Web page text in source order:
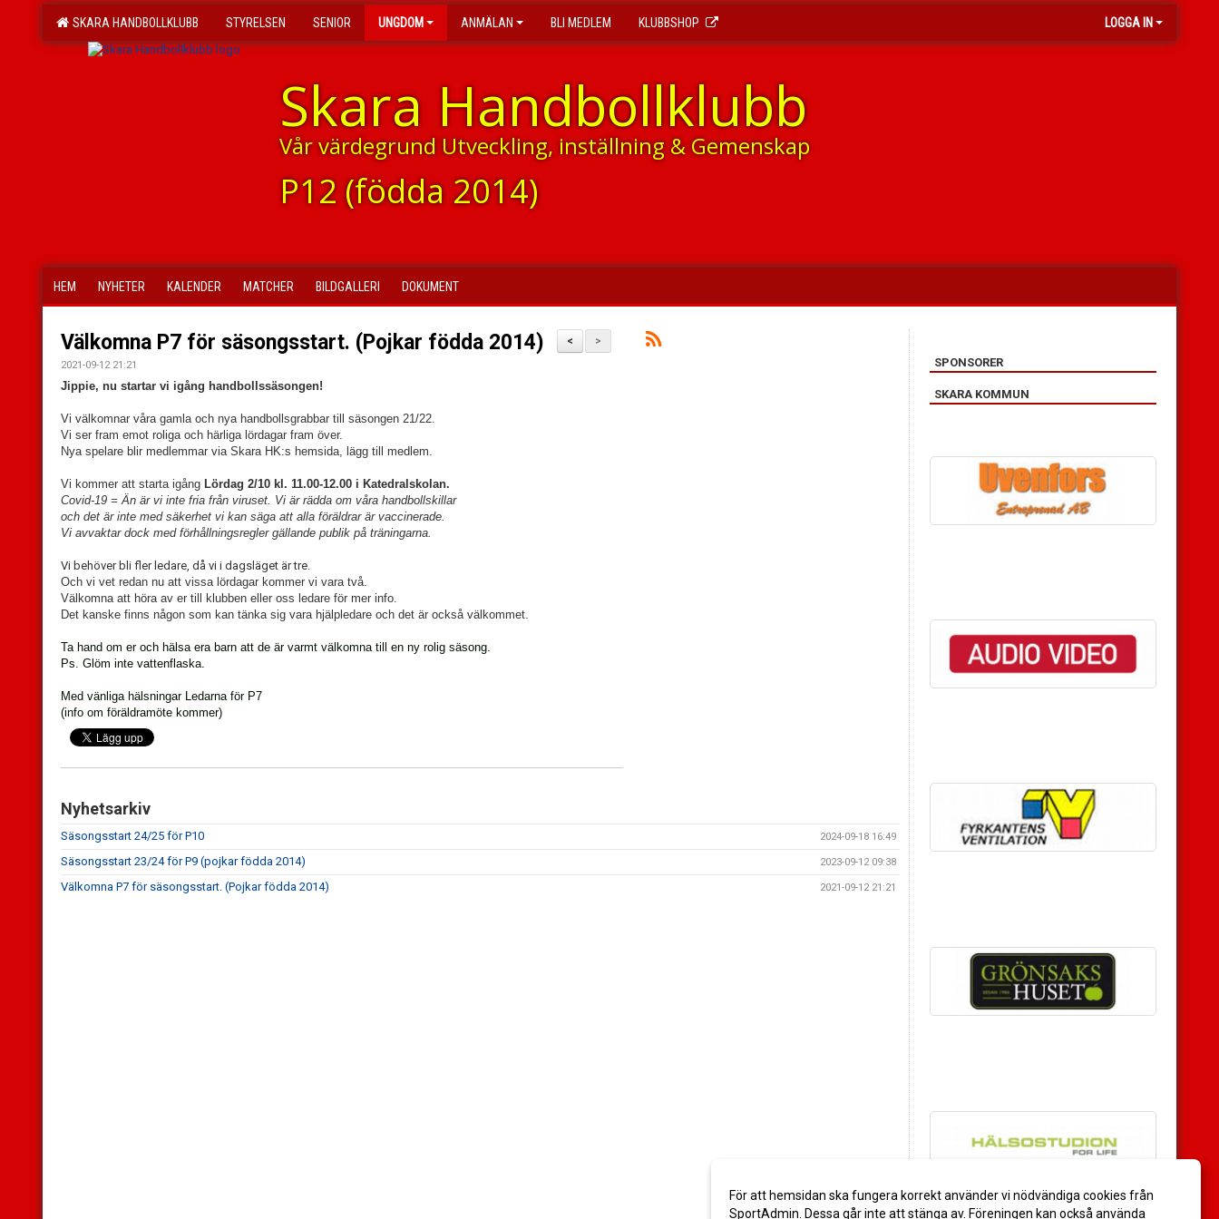
SKARA HANDBOLLKLUBB STYRELSEN SENIOR UNGDOM ANMÄLAN BLI MEDLEM KLUBBSHOP LOGGA IN
Skara Handbollklubb
Vår värdegrund Utveckling, inställning & Gemenskap
P12 (födda 2014)
HEM NYHETER KALENDER MATCHER BILDGALLERI DOKUMENT
>
<
Välkomna P7 för säsongsstart. (Pojkar födda 2014)
2021-09-12 21:21
Jippie, nu startar vi igång handbollssäsongen!
Vi välkomnar våra gamla och nya handbollsgrabbar till säsongen 21/22.
Vi ser fram emot roliga och härliga lördagar fram över.
Nya spelare blir medlemmar via Skara HK:s hemsida, lägg till medlem.
Vi kommer att starta igång Lördag 2/10 kl. 11.00-12.00 i Katedralskolan.
Covid-19 = Än är vi inte fria från viruset. Vi är rädda om våra handbollskillar
och det är inte med säkerhet vi kan säga att alla föräldrar är vaccinerade.
Vi avvaktar dock med förhållningsregler gällande publik på träningarna.
Vi behöver bli fler ledare, då vi i dagsläget är tre.
Och vi vet redan nu att vissa lördagar kommer vi vara två.
Välkomna att höra av er till klubben eller oss ledare för mer info.
Det kanske finns någon som kan tänka sig vara hjälpledare och det är också välkommet.
Ta hand om er och hälsa era barn att de är varmt välkomna till en ny rolig säsong.
Ps. Glöm inte vattenflaska.
Med vänliga hälsningar Ledarna för P7
(info om föräldramöte kommer)
Nyhetsarkiv
Säsongsstart 24/25 för P10 2024-09-18 16:49
Säsongsstart 23/24 för P9 (pojkar födda 2014) 2023-09-12 09:38
Välkomna P7 för säsongsstart. (Pojkar födda 2014) 2021-09-12 21:21
SPONSORER
SKARA KOMMUN
För att hemsidan ska fungera korrekt använder vi nödvändiga cookies från
SportAdmin. Dessa går inte att stänga av. Föreningen kan också använda